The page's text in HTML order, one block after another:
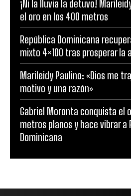
¡Ni la lluvia la detuvo!
el oro en los 400 metros
República Dominicana
mixto 4×100 tras prosperar la
Marileidy Paulino: «Dios me
motivo y una razón»
Gabriel Moronta conquista el
metros planos y hace vibrar a
Dominicana